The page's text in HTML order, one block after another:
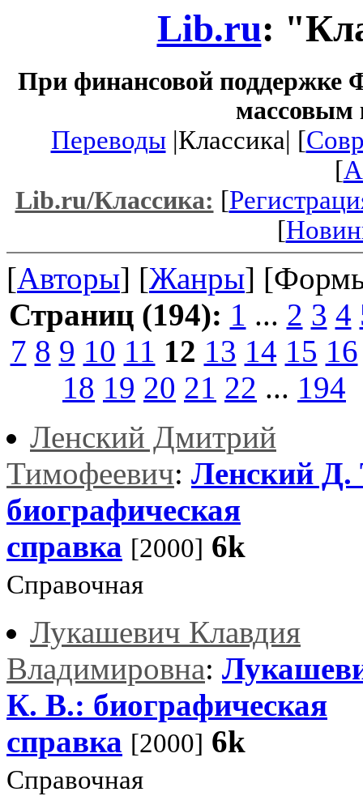
Lib.ru:
При финансовой поддержке
массовым
Переводы|Классика| [
[
Lib.ru/Классика: [
[
[Авторы] [Жанры]
Страниц (194): 1 ... 2 3 4
7 8 9 10 11 12 13 14 15 16
18 19 20 21 22 ... 194
Ленский Дмитрий
Тимофеевич: Ленский Д.
биографическая
справка [2000] 6k
Справочная
Лукашевич Клавдия
Владимировна:
К. В.: биографическая
справка [2000] 6k
Справочная